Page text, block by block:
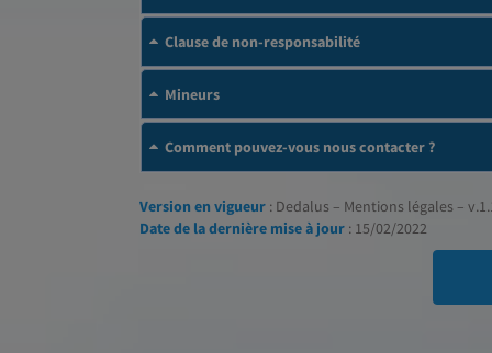
Clause de non-responsabilité
Mineurs
Comment pouvez-vous nous contacter ?
Version en vigueur : Dedalus – Mentions légales –
Date de la dernière mise à jour : 15/02/2022